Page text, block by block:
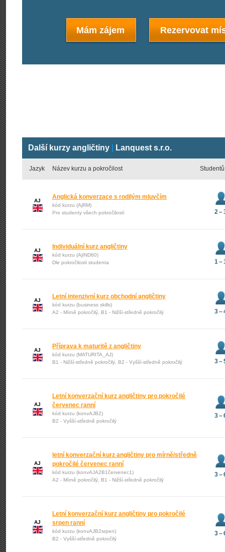
Mám zájem Rezervovat
Další kurzy angličtiny Lanquest s.r.o.
Jazyk Název kurzu a pokročilost Studentů
AJ
Anglická konverzace s rodilým mluvčím
kód kurzu (AjRM)
Pro studenty všech pokročilostí
2 –
AJ
Individuální kurz angličtiny
kód kurzu (AjIND60)
Dle pokročilosti studenta
1 –
AJ
Letní intenzivní kurz obchodní angličtiny
kód kurzu (business skills)
A2 - Mírně pokročilý, B1 - Nižší-středně pokročilý
3 –
AJ
Příprava k maturitě z angličtiny
kód kurzu (MATURITA_AJ)
B1 - Nižší-středně pokročilý, B2 - Vyšší-středně pokročilý
3 –
AJ
Letní konverzační kurz angličtiny pro pokročilé
červenec ranní
kód kurzu (konvAJB2)
B2 - Vyšší-středně pokročilý
3 –
AJ
letní konverzační kurz angličtiny pro mírně/středně
pokročilé červenec ranní
kód kurzu (konvAJA2B1červenec1)
A2 - Mírně pokročilý, B1 - Nižší-středně pokročilý
3 –
AJ
Letní konverzační kurz angličtiny pro pokročilé
srpen ranní
kód kurzu (konvAJB2srpen)
B2 - Vyšší-středně pokročilý
3 –